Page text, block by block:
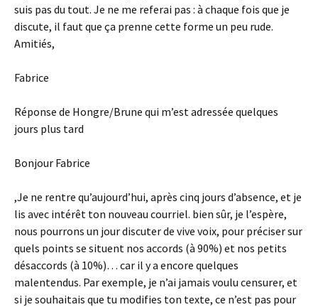
suis pas du tout. Je ne me referai pas : à chaque fois que je
discute, il faut que ça prenne cette forme un peu rude.
Amitiés,
Fabrice
Réponse de Hongre/Brune qui m’est adressée quelques
jours plus tard
Bonjour Fabrice
,Je ne rentre qu’aujourd’hui, après cinq jours d’absence, et je
lis avec intérêt ton nouveau courriel. bien sûr, je l’espère,
nous pourrons un jour discuter de vive voix, pour préciser sur
quels points se situent nos accords (à 90%) et nos petits
désaccords (à 10%)… car il y a encore quelques
malentendus. Par exemple, je n’ai jamais voulu censurer, et
si je souhaitais que tu modifies ton texte, ce n’est pas pour